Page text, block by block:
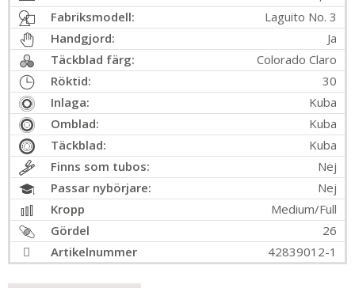
Fabriksmodell:
Laguito No. 3
Handgjord:
Ja
Täckblad färg:
Colorado Claro
Röktid:
30
Inlaga:
Kuba
Omblad:
Kuba
Täckblad:
Kuba
Finns som tubos:
Nej
Passar nybörjare:
Nej
Kropp
Medium/Full
Gördel
26
Artikelnummer
42839012-1